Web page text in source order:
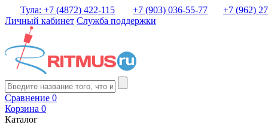
Тула: +7 (4872) 422-115 +7 (903) 036-55-77
+7 (962)
Личный кабинет Служба поддержки
Сравнение 0
Корзина 0
Каталог